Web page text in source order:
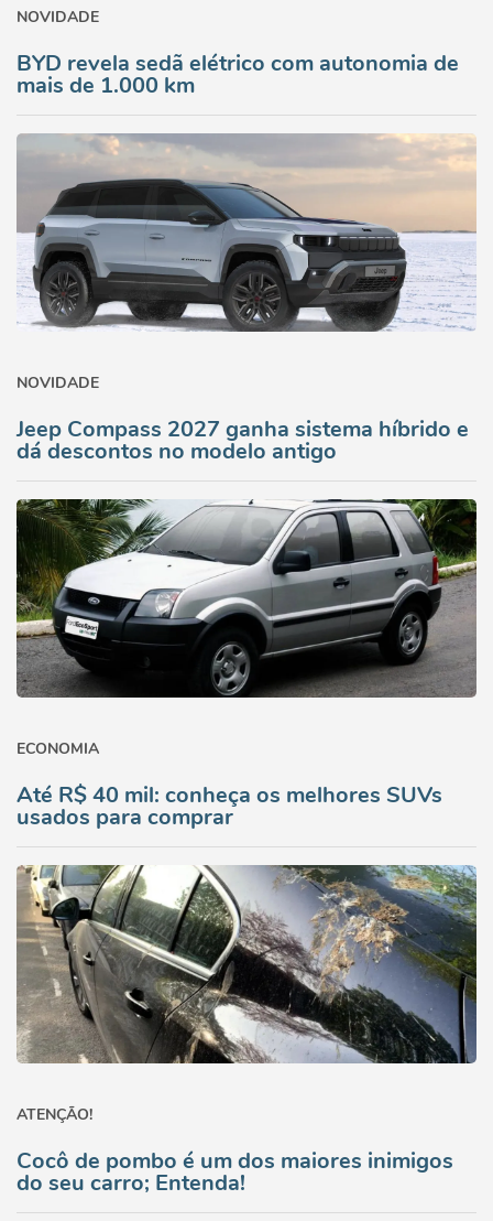
NOVIDADE
BYD revela sedã elétrico com autonomia de
mais de 1.000 km
NOVIDADE
Jeep Compass 2027 ganha sistema híbrido e
dá descontos no modelo antigo
ECONOMIA
Até R$ 40 mil: conheça os melhores SUVs
usados para comprar
ATENÇÃO!
Cocô de pombo é um dos maiores inimigos
do seu carro; Entenda!